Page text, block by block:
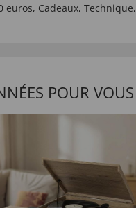
euros, Cadeaux, Technique,
POUR VOUS